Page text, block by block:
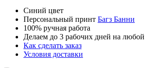
Синий цвет
Персональный принт Багз Банни
100% ручная работа
Делаем до 3 рабочих дней на любой
Как сделать заказ
Условия доставки